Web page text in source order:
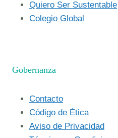
Quiero Ser Sustentable
Colegio Global
Gobernanza
Contacto
Código de Ética
Aviso de Privacidad